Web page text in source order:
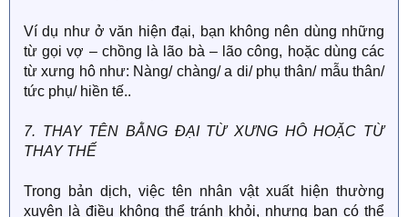
Ví dụ như ở văn hiện đại, bạn không nên dùng những
từ gọi vợ – chồng là lão bà – lão công, hoặc dùng các
từ xưng hô như: Nàng/ chàng/ a di/ phụ thân/ mẫu thân/
tức phụ/ hiền tế..
7. THAY TÊN BẰNG ĐẠI TỪ XƯNG HÔ HOẶC TỪ
THAY THẾ
Trong bản dịch, việc tên nhân vật xuất hiện thường
xuyên là điều không thể tránh khỏi, nhưng bạn có thể